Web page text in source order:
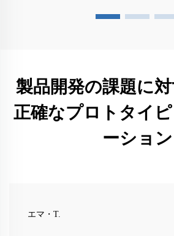
製品開発の課題に
正確なプロトタイ
ーション
エマ・T.